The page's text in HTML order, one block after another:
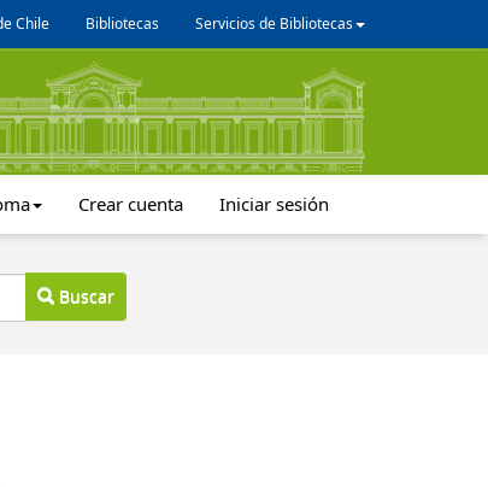
Chile Bibliotecas Servicios de Bibliotecas
Crear cuenta Iniciar sesión
Buscar